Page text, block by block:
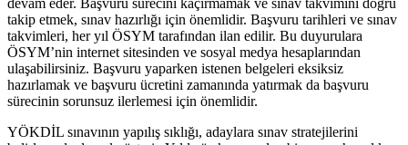
takip etmek, sınav hazırlığı için önemlidir. Başvuru tarihleri ve sınav
takvimleri, her yıl ÖSYM tarafından ilan edilir. Bu duyurulara
ÖSYM’nin internet sitesinden ve sosyal medya hesaplarından
ulaşabilirsiniz. Başvuru yaparken istenen belgeleri eksiksiz
hazırlamak ve başvuru ücretini zamanında yatırmak da başvuru
sürecinin sorunsuz ilerlemesi için önemlidir.
YÖKDİL sınavının yapılış sıklığı, adaylara sınav stratejilerini